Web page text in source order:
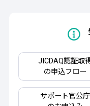
JICDAQ認証取
の申込フロー
サポート官公庁